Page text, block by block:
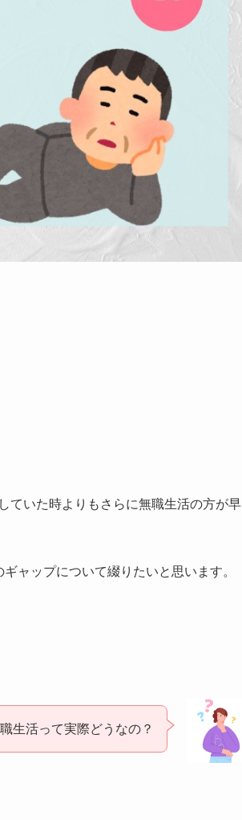
ていた時よりもさらに無職生活の方が早
ャップについて綴りたいと思います。
生活って実際どうなの？